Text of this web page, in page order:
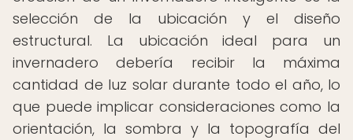
selección de la ubicación y el diseño
estructural. La ubicación ideal para un
invernadero debería recibir la máxima
cantidad de luz solar durante todo el año, lo
que puede implicar consideraciones como la
orientación, la sombra y la topografía del